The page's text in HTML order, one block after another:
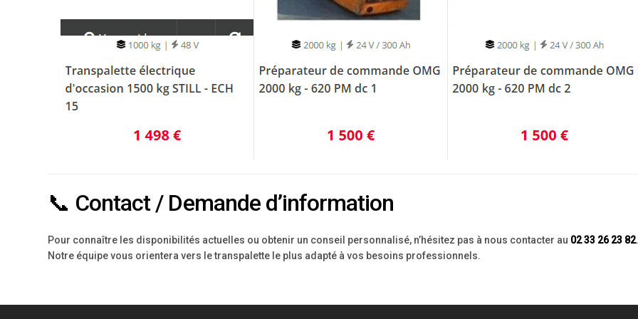
📞 Contact / Demande d’information
Pour connaître les disponibilités actuelles ou obtenir un conseil personnalisé, n’hésitez pas à nous contacter au 02 33 26 23 82.
Notre équipe vous orientera vers le transpalette le plus adapté à vos besoins professionnels.